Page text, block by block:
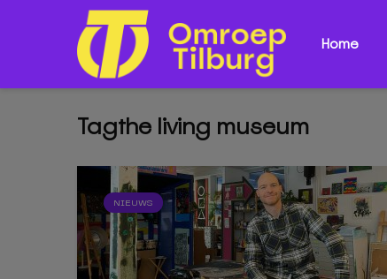
Home
Tagthe living museum
NIEUWS